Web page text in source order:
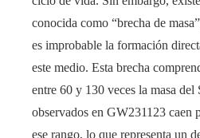
conocida como “brecha de
es improbable la formación
este medio. Esta brecha
entre 60 y 130 veces la masa
observados en GW231123 caen
ese rango, lo que representa un